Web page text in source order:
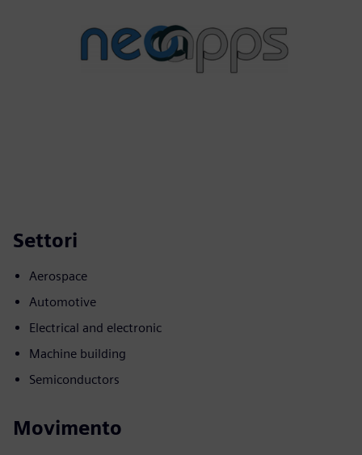
Settori
Aerospace
Automotive
Electrical and electronic
Machine building
Semiconductors
Movimento